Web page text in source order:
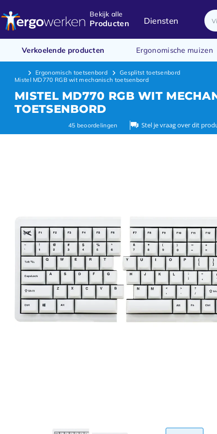
Bekijk alle
Producten Diensten
Verkoelende producten Ergonomische muizen
Ergonomisch toetsenbord
Gesplitst toetsenbord
Mistel MD770 RGB wit mechanisch toetsenbord
MISTEL MD770 RGB WIT
TOETSENBORD
45 beoordelingen Stel je vraag over dit